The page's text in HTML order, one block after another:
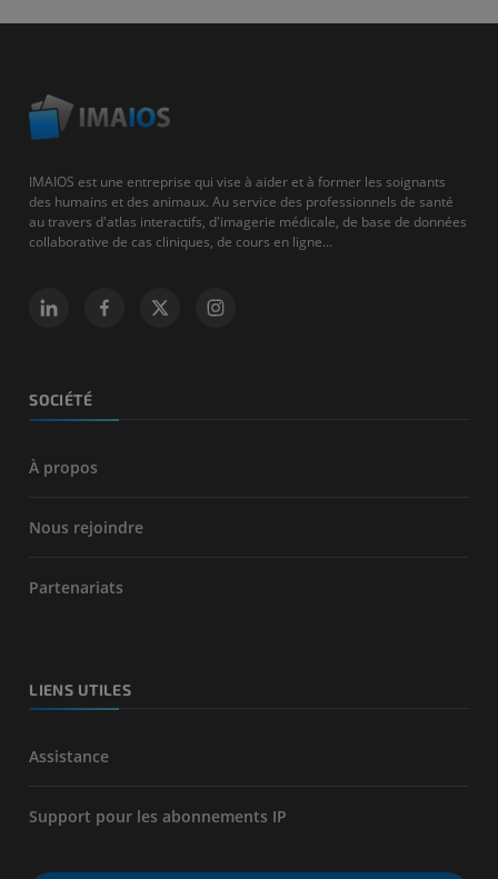
IMAIOS est une entreprise qui vise à aider et à former les soignants
des humains et des animaux. Au service des professionnels de santé
au travers d'atlas interactifs, d'imagerie médicale, de base de données
collaborative de cas cliniques, de cours en ligne...
SOCIÉTÉ
À propos
Nous rejoindre
Partenariats
LIENS UTILES
Assistance
Support pour les abonnements IP